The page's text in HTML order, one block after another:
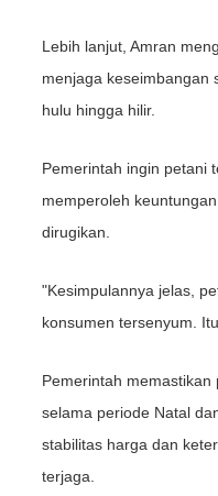
Lebih lanjut, Amran
menjaga keseimbangan
hulu hingga hilir.
Pemerintah ingin petani
memperoleh
dirugikan.
"Kesimpulannya jelas,
konsumen tersenyum.
Pemerintah
selama periode Natal
stabilitas harga dan
terjaga.